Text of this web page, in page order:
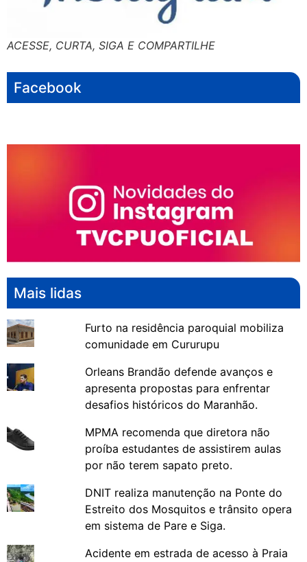
ACESSE, CURTA, SIGA E COMPARTILHE
Facebook
Mais lidas
Furto na residência paroquial mobiliza
comunidade em Cururupu
Orleans Brandão defende avanços e
apresenta propostas para enfrentar
desafios históricos do Maranhão.
MPMA recomenda que diretora não
proíba estudantes de assistirem aulas
por não terem sapato preto.
DNIT realiza manutenção na Ponte do
Estreito dos Mosquitos e trânsito opera
em sistema de Pare e Siga.
Acidente em estrada de acesso à Praia